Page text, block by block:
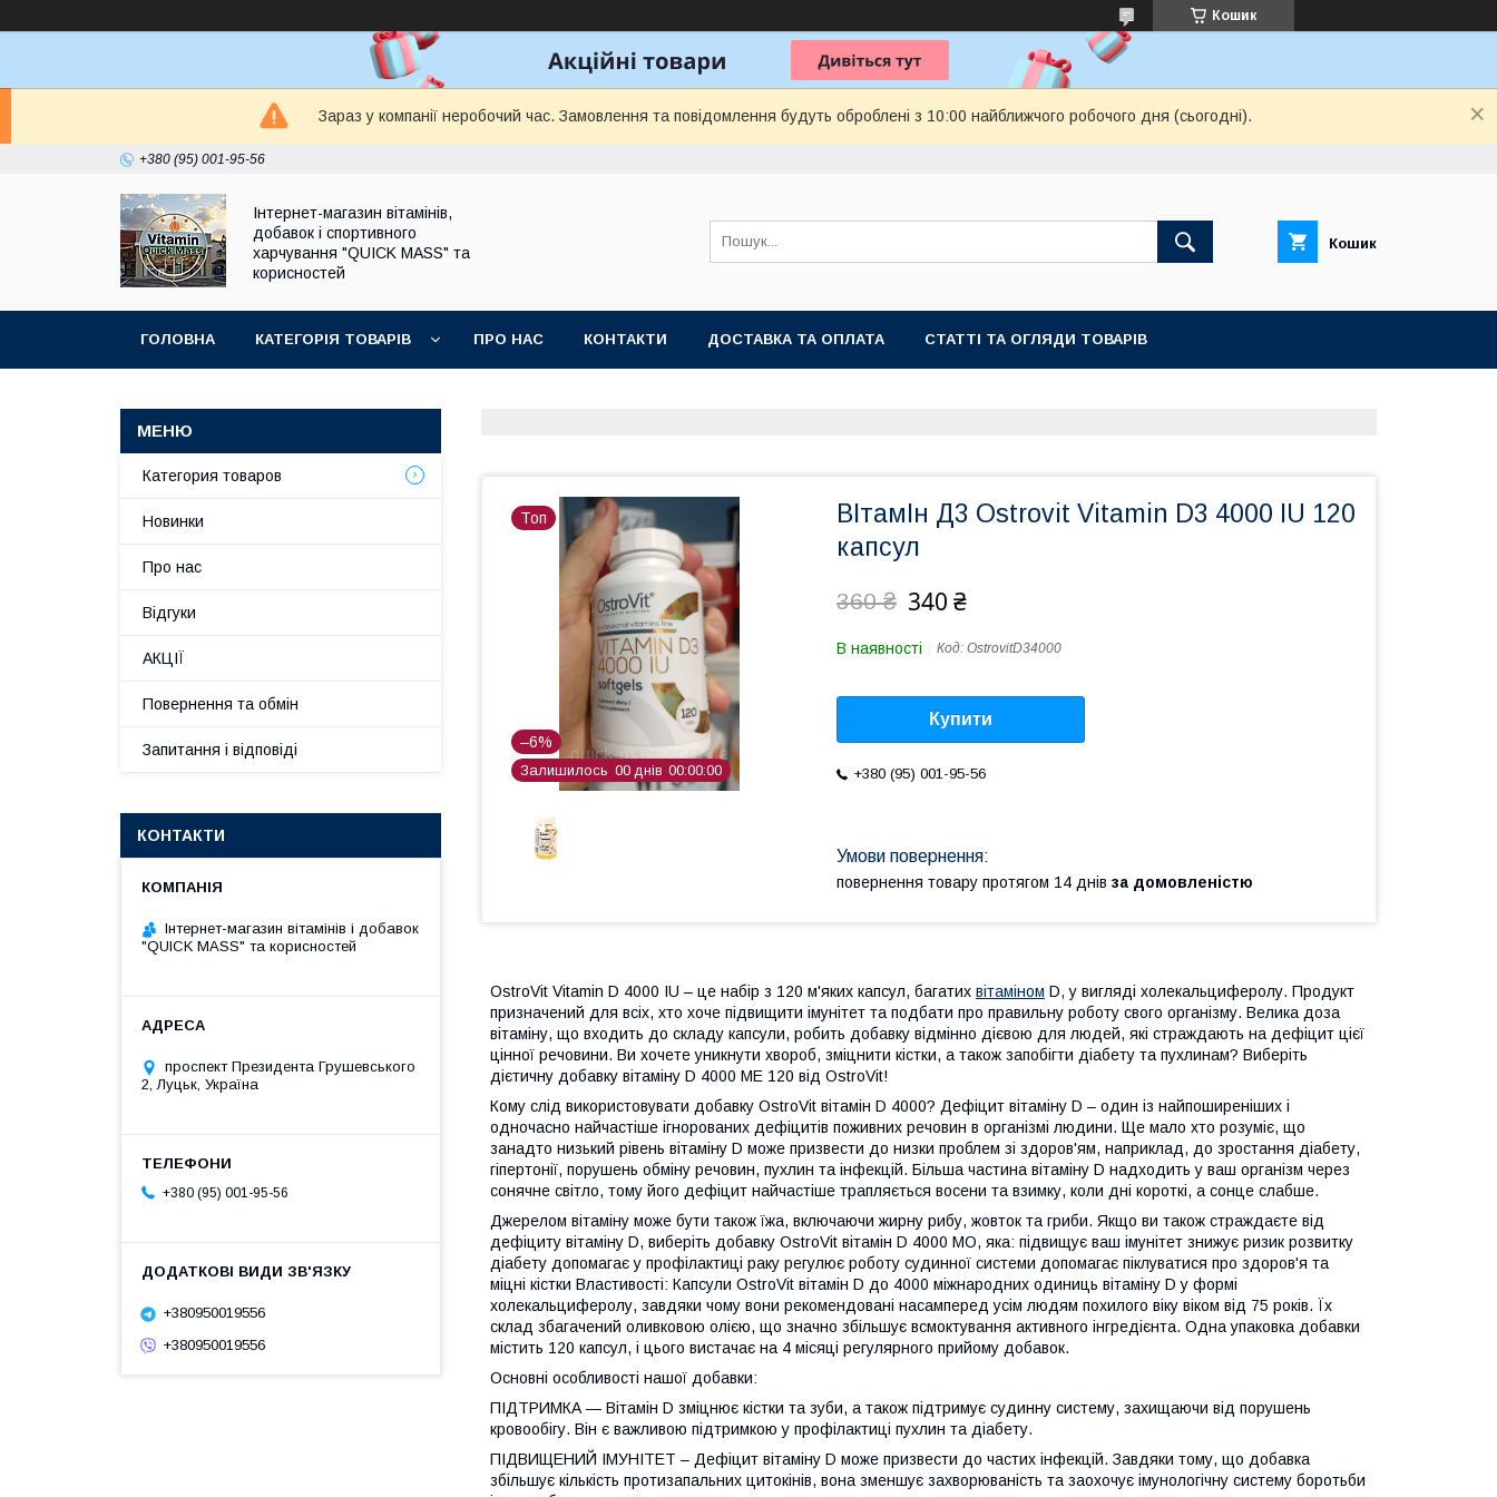
Кошик
Зараз у компанії неробочий час. Замовлення та повідомлення будуть оброблені з 10:00 найближчого робочого дня (сьогодні).
+380 (95) 001-95-56
Інтернет-магазин вітамінів,
добавок і спортивного
харчування "QUICK MASS" та
корисностей
Кошик
ГОЛОВНА КАТЕГОРІЯ ТОВАРІВ ПРО НАС КОНТАКТИ ДОСТАВКА ТА ОПЛАТА СТАТТІ ТА ОГЛЯДИ ТОВАРІВ
Топ
–6%
Залишилось 00 днів 00 00 00
ВІтамІн Д3 Ostrovit Vitamin D3 4000 IU 120
капсул
360 ₴ 340 ₴
В наявності Код: OstrovitD34000
Купити
+380 (95) 001-95-56
повернення товару протягом 14 днів за домовленістю
OstroVit Vitamin D 4000 IU – це набір з 120 м'яких капсул, багатих вітаміном D, у вигляді холекальциферолу. Продукт
призначений для всіх, хто хоче підвищити імунітет та подбати про правильну роботу свого організму. Велика доза
вітаміну, що входить до складу капсули, робить добавку відмінно дієвою для людей, які страждають на дефіцит цієї
цінної речовини. Ви хочете уникнути хвороб, зміцнити кістки, а також запобігти діабету та пухлинам? Виберіть
дієтичну добавку вітаміну D 4000 МЕ 120 від OstroVit!
Кому слід використовувати добавку OstroVit вітамін D 4000? Дефіцит вітаміну D – один із найпоширеніших і
одночасно найчастіше ігнорованих дефіцитів поживних речовин в організмі людини. Ще мало хто розуміє, що
занадто низький рівень вітаміну D може призвести до низки проблем зі здоров'ям, наприклад, до зростання діабету,
гіпертонії, порушень обміну речовин, пухлин та інфекцій. Більша частина вітаміну D надходить у ваш організм через
сонячне світло, тому його дефіцит найчастіше трапляється восени та взимку, коли дні короткі, а сонце слабше.
Джерелом вітаміну може бути також їжа, включаючи жирну рибу, жовток та гриби. Якщо ви також страждаєте від
дефіциту вітаміну D, виберіть добавку OstroVit вітамін D 4000 МО, яка: підвищує ваш імунітет знижує ризик розвитку
діабету допомагає у профілактиці раку регулює роботу судинної системи допомагає піклуватися про здоров'я та
міцні кістки Властивості: Капсули OstroVit вітамін D до 4000 міжнародних одиниць вітаміну D у формі
холекальциферолу, завдяки чому вони рекомендовані насамперед усім людям похилого віку віком від 75 років. Їх
склад збагачений оливковою олією, що значно збільшує всмоктування активного інгредієнта. Одна упаковка добавки
містить 120 капсул, і цього вистачає на 4 місяці регулярного прийому добавок.
Основні особливості нашої добавки:
ПІДТРИМКА — Вітамін D зміцнює кістки та зуби, а також підтримує судинну систему, захищаючи від порушень
кровообігу. Він є важливою підтримкою у профілактиці пухлин та діабету.
ПІДВИЩЕНИЙ ІМУНІТЕТ – Дефіцит вітаміну D може призвести до частих інфекцій. Завдяки тому, що добавка
збільшує кількість протизапальних цитокінів, вона зменшує захворюваність та заохочує імунологічну систему боротьби
Категория товаров
Новинки
Про нас
Відгуки
АКЦІЇ
Повернення та обмін
Запитання і відповіді
КОНТАКТИ
Інтернет-магазин вітамінів і добавок
"QUICK MASS" та корисностей
проспект Президента Грушевського
2, Луцьк, Україна
+380 (95) 001-95-56
+380950019556
+380950019556